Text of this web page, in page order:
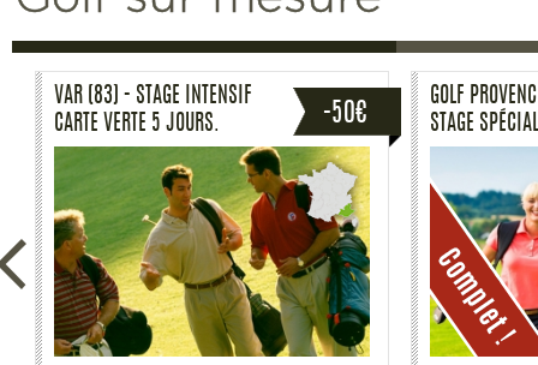
GOLF PROVENCE VERTE (83) -
STAGE 2 JRS 6 HRS
PERFECTIONNEMENT AVEC LA
GOLF
STAGE
JOURS AVEC
CERTIFIÉ MRP